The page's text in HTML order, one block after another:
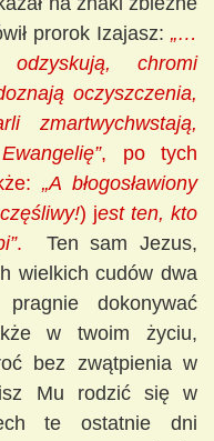
prorok Izajasz: „…
chromi
oczyszczenia,
zmartwychwstają,
, po tych
„A błogosławiony
) jest ten, kto
. Ten sam Jezus,
wielkich cudów dwa
dokonywać
w twoim życiu,
bez zwątpienia w
Mu rodzić się w
te ostatnie dni